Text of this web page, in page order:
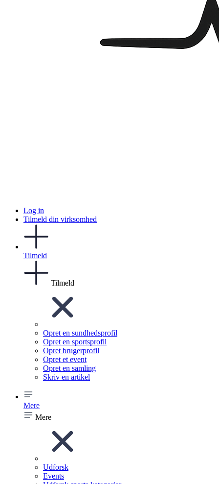
Log in
Tilmeld din virksomhed
Tilmeld
Tilmeld
Opret en sundhedsprofil
Opret en sportsprofil
Opret brugerprofil
Opret et event
Opret en samling
Skriv en artikel
Mere
Mere
Udforsk
Events